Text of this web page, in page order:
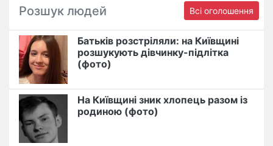
Розшук людей Всі оголошення
Батьків розстріляли: на Київщині
розшукують дівчинку-підлітка
(фото)
На Київщині зник хлопець разом із
родиною (фото)